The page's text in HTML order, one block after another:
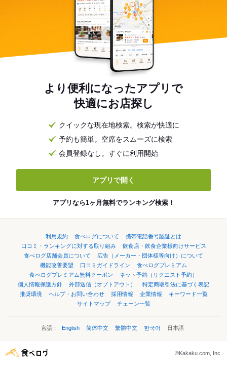
より便利になったアプリで
快適にお店探し
クイックな現在地検索。検索が快適に
予約も簡単。空席をスムーズに検索
会員登録なし。すぐに利用開始
アプリで開く
アプリなら1ヶ月無料でランキング検索！
利用規約 食べログについて
携帯電話番号認証とは
口コミ・ランキングに対する取り組み
飲食店・飲食企業様向けサービス
食べログ店舗会員について
広告（メーカー・団体様等向け）について
機能改善要望
口コミガイドライン
食べログプレミアム
食べログプレミアム無料クーポン
ネット予約（リクエスト予約）
個人情報保護方針
外部送信（オプトアウト）
特定商取引法に基づく表記
推奨環境
ヘルプ・お問い合わせ 採用情報 企業情報
キーワード一覧
サイトマップ
チェーン一覧
言語： English 简体中文 繁體中文 한국어 日本語
©Kakaku.com, Inc.